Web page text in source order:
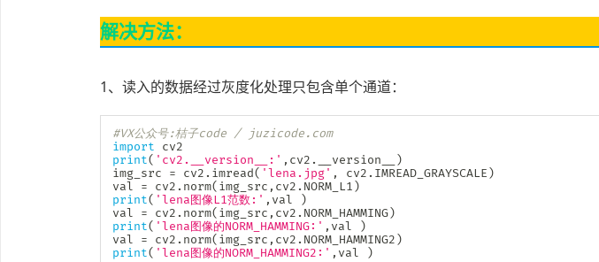
解决方法：
1、读入的数据经过灰度化处理只包含单个通道：
#VX公众号:桔子code / juzicode.com
import
print( 'cv2.__version__:' , cv2 . __version__
)
img_src = cv2 . imread( 'lena.jpg' , cv2 . IMREAD_GRAYSCALE )
val = cv2 . norm( img_src , cv2 . NORM_L1 )
print( 'lena图像L1范数:' , val
)
val = cv2 . norm( img_src , cv2 . NORM_HAMMING)
print( 'lena图像的NORM_HAMMING:' , val
)
val = cv2 . norm( img_src , cv2 . NORM_HAMMING2 )
print( 'lena图像的NORM_HAMMING2:' , val )